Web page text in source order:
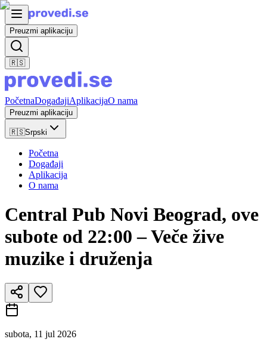
Preuzmi aplikaciju
🇷🇸
PočetnaDogađajiAplikacijaO nama
Preuzmi aplikaciju
🇷🇸Srpski
Početna
Događaji
Aplikacija
O nama
Central Pub Novi Beograd, ove
subote od 22:00 – Veče žive
muzike i druženja
subota, 11 jul 2026